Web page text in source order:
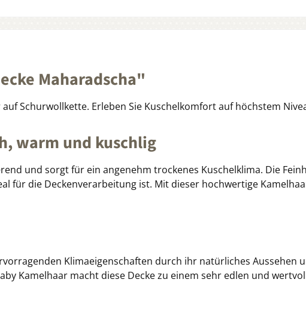
Maharadscha"
Schurwollkette. Erleben Sie Kuschelkomfort auf höchstem
warm und kuschlig
und sorgt für ein angenehm trockenes Kuschelklima. Die
für die Deckenverarbeitung ist. Mit dieser hochwertige
Klimaeigenschaften durch ihr natürliches Aussehen
Kamelhaar macht diese Decke zu einem sehr edlen und